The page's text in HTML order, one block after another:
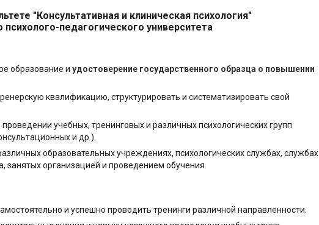
"Консультативная и клиническая психология"
педагогического университета
образование и удостоверение государственного образца о повышении
квалификацию, структурировать и систематизировать свой
учебных, тренинговых и различных психологических групп
и др.).
образовательных учреждениях, психологических службах, службах
занятых организацией и проведением обучения.
и успешно проводить тренинги различной направленности.